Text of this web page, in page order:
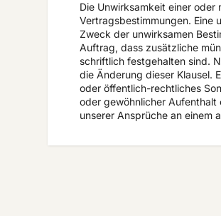
Die Unwirksamkeit einer
Vertragsbestimmungen. Eine
Zweck der unwirksamen
Auftrag, dass zusätzliche
schriftlich festgehalten sind.
die Änderung dieser Klausel.
oder öffentlich-rechtliches
oder gewöhnlicher Aufenthalt
unserer Ansprüche an einem